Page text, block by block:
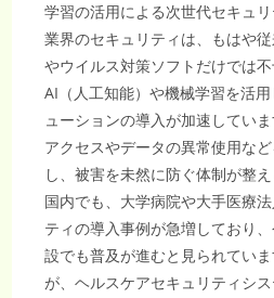
学習の活用による次世代セキュ
業界のセキュリティは、もはや
やウイルス対策ソフトだけでは不
AI（人工知能）や機械学習を活
ューションの導入が加速してい
アクセスやデータの異常使用な
し、被害を未然に防ぐ体制が整
国内でも、大学病院や大手医療
ティの導入事例が急増しており
設でも普及が進むと見られてい
が、ヘルスケアセキュリティシ